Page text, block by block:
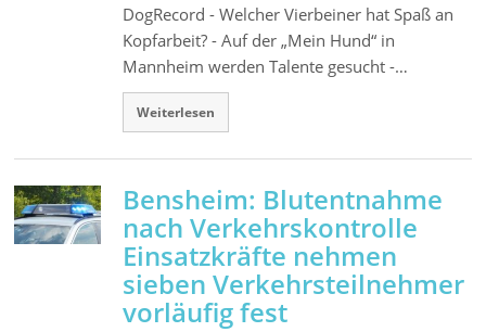
DogRecord - Welcher Vierbeiner hat Spaß an
Kopfarbeit? - Auf der „Mein Hund“ in
Mannheim werden Talente gesucht -…
Weiterlesen
Bensheim: Blutentnahme
nach Verkehrskontrolle
Einsatzkräfte nehmen
sieben Verkehrsteilnehmer
vorläufig fest